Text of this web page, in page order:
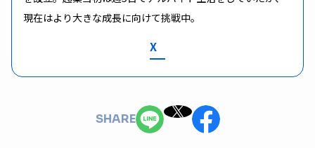
現在はより大きな成長に向けて挑戦中。
X
SHARE